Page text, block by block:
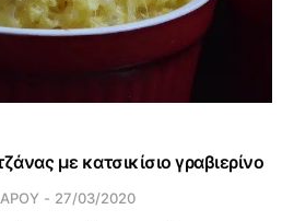
με κατσικίσιο γραβιερίνο
27/03/2020